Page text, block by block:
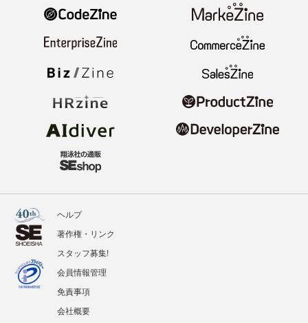
ヘルプ
著作権・リンク
スタッフ募集!
会員情報管理
免責事項
会社概要